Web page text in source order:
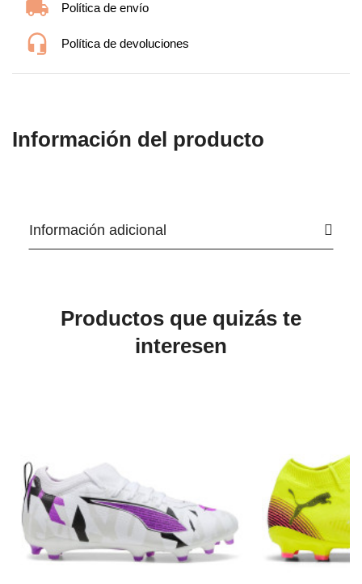
Política de envío
Política de devoluciones
Información del producto
Información adicional
Productos que quizás te
interesen